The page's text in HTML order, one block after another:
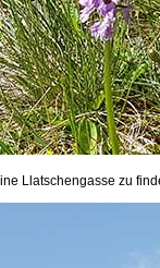
Llatschengasse zu